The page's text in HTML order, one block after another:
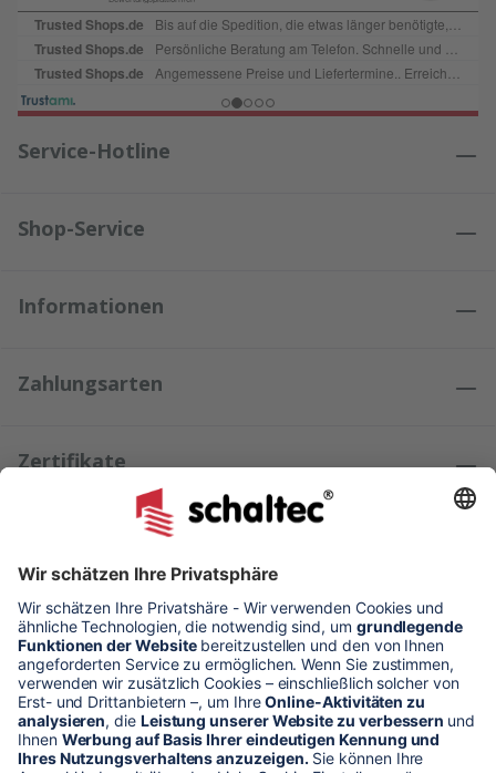
Service-Hotline
Shop-Service
Informationen
Zahlungsarten
Zertifikate
Kundenmeinungen